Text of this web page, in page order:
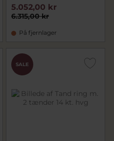
6.315,00 kr
5.052,00 kr
På fjernlager
SALE